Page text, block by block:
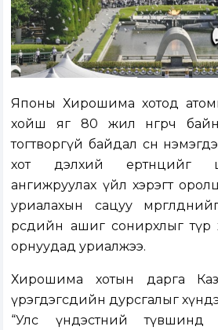
Японы Хирошима хотод
хойш яг 80 жил өнгөрч
тогтворгүй байдал өсөн
хот дэлхий ертөнцийг
ангижруулах үйл хэрэгт
уриалахын сацуу
өөрсдийн ашиг сонирхлыг
орнуудад уриалжээ.
Хирошима хотын дарга
үрэгдэгсдийн дурсгалыг
“Улс үндэстний түвшинд